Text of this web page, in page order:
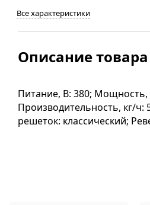
Все характеристики
Описание товара
Питание, В: 380; Мощность,
Производительность, кг/
решеток: классический;